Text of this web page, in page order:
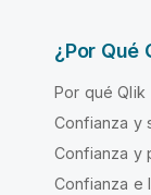
¿Por Qué
Por qué Qlik
Confianza y
Confianza y
Confianza e